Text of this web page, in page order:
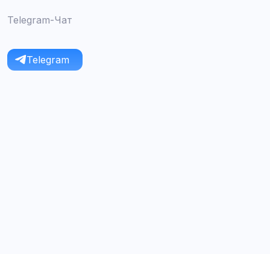
Telegram-Чат
Telegram